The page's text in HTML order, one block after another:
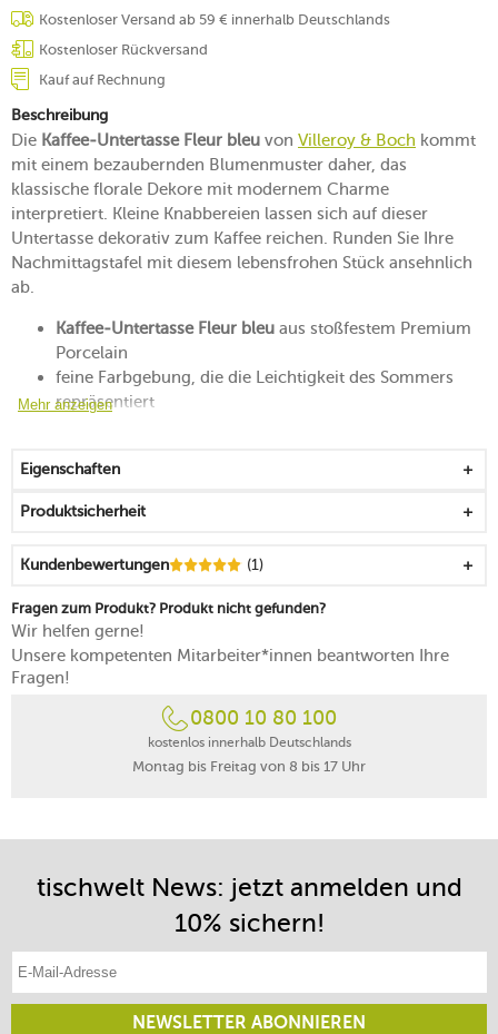
Kostenloser Versand ab 59 € innerhalb Deutschlands
Kostenloser Rückversand
Kauf auf Rechnung
Beschreibung
Die Kaffee-Untertasse Fleur bleu von Villeroy & Boch kommt
mit einem bezaubernden Blumenmuster daher, das
klassische florale Dekore mit modernem Charme
interpretiert. Kleine Knabbereien lassen sich auf dieser
Untertasse dekorativ zum Kaffee reichen. Runden Sie Ihre
Nachmittagstafel mit diesem lebensfrohen Stück ansehnlich
ab.
Kaffee-Untertasse Fleur bleu aus stoßfestem Premium
Porcelain
feine Farbgebung, die die Leichtigkeit des Sommers
repräsentiert
des Löffels
Zucker und Kekse lassen sich auf der Untertasse
für ein verführerisches Mix & Match hervorragend
geeignet
mikrowellengeeignet
spülmaschinenfest
Made in Germany
Mehr anzeigen
Eigenschaften
Produktsicherheit
Kundenbewertungen (1)
Fragen zum Produkt? Produkt nicht gefunden?
Wir helfen gerne!
Unsere kompetenten Mitarbeiter*innen beantworten Ihre
Fragen!
0800 10 80 100
kostenlos innerhalb Deutschlands
Montag bis Freitag von 8 bis 17 Uhr
tischwelt News: jetzt anmelden und
10% sichern!
NEWSLETTER ABONNIEREN